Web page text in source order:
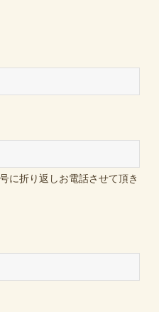
に折り返しお電話させて頂き